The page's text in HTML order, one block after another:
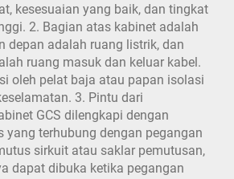
kesesuaian yang baik, dan tingkat
2. Bagian atas kabinet adalah
depan adalah ruang listrik, dan
ruang masuk dan keluar kabel.
oleh pelat baja atau papan isolasi
3. Pintu dari
GCS dilengkapi dengan
yang terhubung dengan pegangan
sirkuit atau saklar pemutusan,
dapat dibuka ketika pegangan